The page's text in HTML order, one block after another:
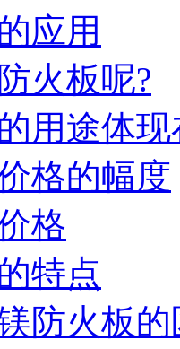
应用
火板呢?
用途体现
格的幅度
格
特点
防火板